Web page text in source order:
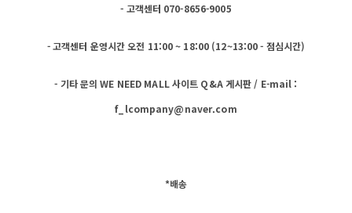
- 고객센터 070-8656-9005
- 고객센터 운영시간 오전 11:00 ~ 18:00 (12~13:00 - 점심시간)
- 기타 문의 WE NEED MALL 사이트 Q&A 게시판 / E-mail :
f_lcompany@naver.com
*배송